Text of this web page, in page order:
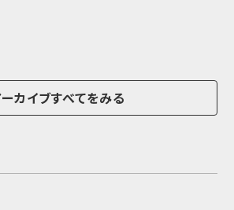
カイブすべてをみる